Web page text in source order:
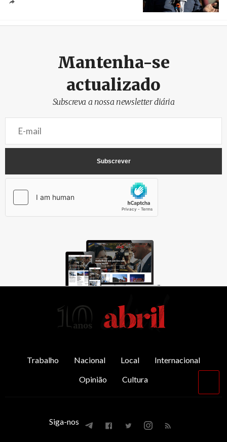
Mantenha-se
actualizado
Subscreva a nossa newsletter diária
Trabalho Nacional Local
Internacional
Opinião
Cultura
Siga-nos